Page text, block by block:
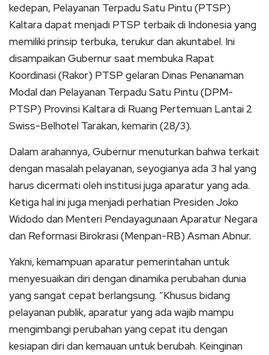
kedepan, Pelayanan Terpadu Satu Pintu (PTSP)
Kaltara dapat menjadi PTSP terbaik di Indonesia yang
memiliki prinsip terbuka, terukur dan akuntabel. Ini
disampaikan Gubernur saat membuka Rapat
Koordinasi (Rakor) PTSP gelaran Dinas Penanaman
Modal dan Pelayanan Terpadu Satu Pintu (DPM-
PTSP) Provinsi Kaltara di Ruang Pertemuan Lantai 2
Swiss-Belhotel Tarakan, kemarin (28/3).
Dalam arahannya, Gubernur menuturkan bahwa terkait
dengan masalah pelayanan, seyogianya ada 3 hal yang
harus dicermati oleh institusi juga aparatur yang ada.
Ketiga hal ini juga menjadi perhatian Presiden Joko
Widodo dan Menteri Pendayagunaan Aparatur Negara
dan Reformasi Birokrasi (Menpan-RB) Asman Abnur.
Yakni, kemampuan aparatur pemerintahan untuk
menyesuaikan diri dengan dinamika perubahan dunia
yang sangat cepat berlangsung. “Khusus bidang
pelayanan publik, aparatur yang ada wajib mampu
mengimbangi perubahan yang cepat itu dengan
kesiapan diri dan kemauan untuk berubah. Keinginan